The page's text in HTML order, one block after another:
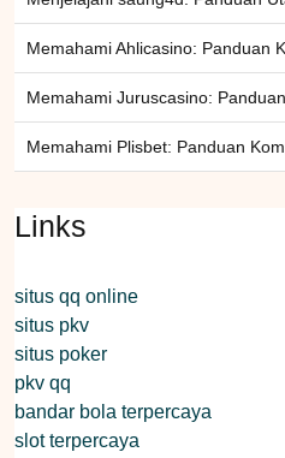
Memahami Ahlicasino: Panduan
Memahami Juruscasino:
Memahami Plisbet: Panduan
Links
situs qq online
situs pkv
situs poker
pkv qq
bandar bola terpercaya
slot terpercaya